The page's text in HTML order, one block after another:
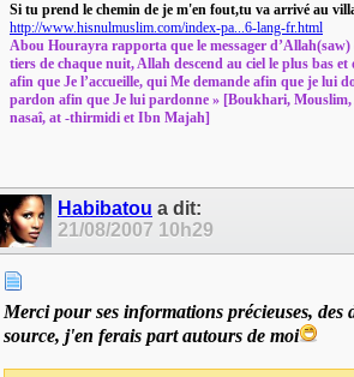
Si tu prend le chemin de je m'en fout,tu va arrivé au
http://www.hisnulmuslim.com/index-pa...6-lang-fr.html
Abou Hourayra rapporta que le messager
tiers de chaque nuit, Allah descend au ciel le plus bas
afin que Je l’accueille, qui Me demande afin que je lui
pardon afin que Je lui pardonne » [Boukhari,
nasaî, at -thirmidi et Ibn Majah]
Habibatou a dit:
21/08/2007 10h29
Merci pour ses informations précieuses, des
source, j'en ferais part autours de moi